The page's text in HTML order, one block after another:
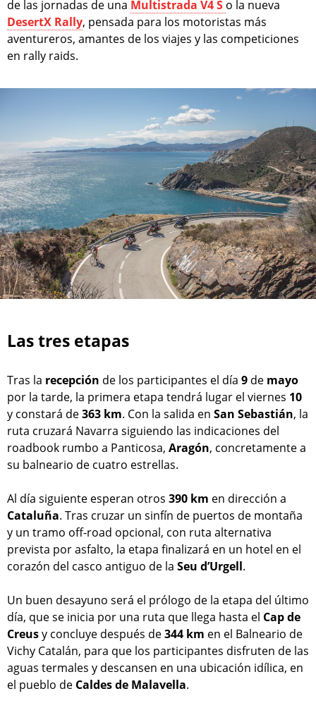
de las jornadas de una Multistrada V4 S o la nueva
DesertX Rally, pensada para los motoristas más
aventureros, amantes de los viajes y las competiciones
en rally raids.
Las tres etapas
Tras la recepción de los participantes el día 9 de mayo
por la tarde, la primera etapa tendrá lugar el viernes 10
y constará de363 km. Con la salida en San Sebastián, la
ruta cruzará Navarra siguiendo las indicaciones del
roadbook rumbo a Panticosa, Aragón, concretamente a
su balneario de cuatro estrellas.
Al día siguiente esperan otros 390 km en dirección a
Cataluña. Tras cruzar un sinfín de puertos de montaña
y un tramo off-road opcional, con ruta alternativa
prevista por asfalto, la etapa finalizará en un hotel en el
corazón del casco antiguo de la Seu d’Urgell.
Un buen desayuno será el prólogo de la etapa del último
día, que se inicia por una ruta que llega hasta el Cap de
Creusy concluye después de344 km en el Balneario de
Vichy Catalán, para que los participantes disfruten de las
aguas termales y descansen en una ubicación idílica, en
el pueblo de Caldes de Malavella.